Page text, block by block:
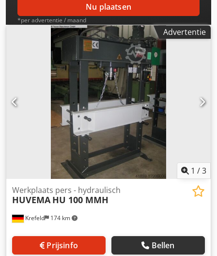
Nu plaatsen
*per advertentie / maand
Advertentie
1 /3
Krefeld 174 km
Werkplaats pers - hydraulisch
HUVEMA HU 100 MMH
Prijsinfo Bellen